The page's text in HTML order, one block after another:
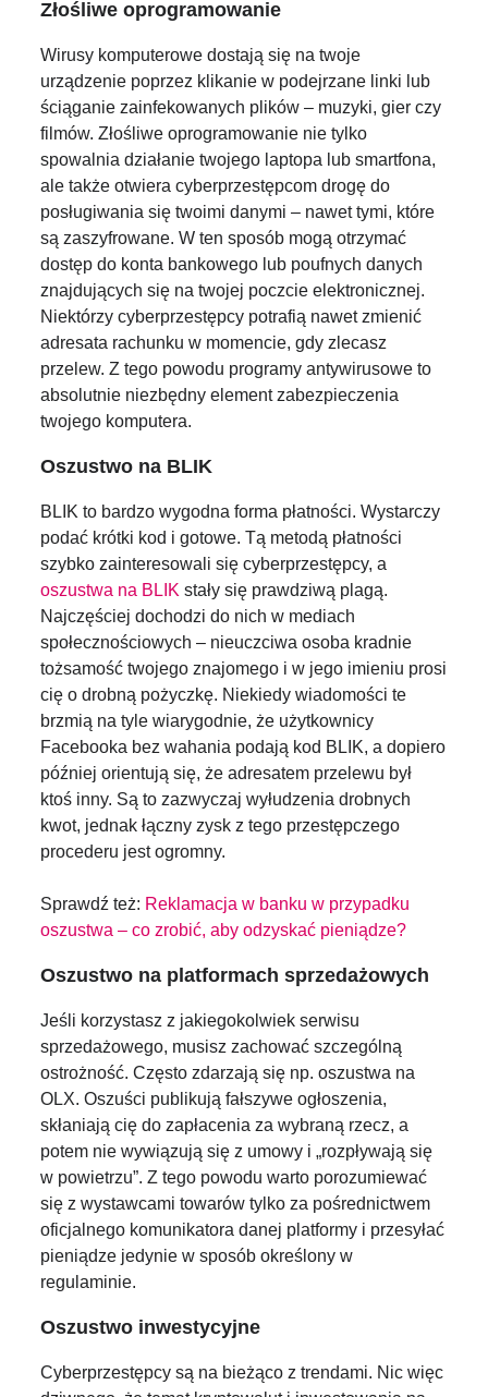
Złośliwe oprogramowanie
Wirusy komputerowe dostają się na twoje
urządzenie poprzez klikanie w podejrzane linki lub
ściąganie zainfekowanych plików – muzyki, gier czy
filmów. Złośliwe oprogramowanie nie tylko
spowalnia działanie twojego laptopa lub smartfona,
ale także otwiera cyberprzestępcom drogę do
posługiwania się twoimi danymi – nawet tymi, które
są zaszyfrowane. W ten sposób mogą otrzymać
dostęp do konta bankowego lub poufnych danych
znajdujących się na twojej poczcie elektronicznej.
Niektórzy cyberprzestępcy potrafią nawet zmienić
adresata rachunku w momencie, gdy zlecasz
przelew. Z tego powodu programy antywirusowe to
absolutnie niezbędny element zabezpieczenia
twojego komputera.
Oszustwo na BLIK
BLIK to bardzo wygodna forma płatności. Wystarczy
podać krótki kod i gotowe. Tą metodą płatności
szybko zainteresowali się cyberprzestępcy, a
oszustwa na BLIK stały się prawdziwą plagą.
Najczęściej dochodzi do nich w mediach
społecznościowych – nieuczciwa osoba kradnie
tożsamość twojego znajomego i w jego imieniu prosi
cię o drobną pożyczkę. Niekiedy wiadomości te
brzmią na tyle wiarygodnie, że użytkownicy
Facebooka bez wahania podają kod BLIK, a dopiero
później orientują się, że adresatem przelewu był
ktoś inny. Są to zazwyczaj wyłudzenia drobnych
kwot, jednak łączny zysk z tego przestępczego
procederu jest ogromny.
Sprawdź też: Reklamacja w banku w przypadku
oszustwa – co zrobić, aby odzyskać pieniądze?
Oszustwo na platformach sprzedażowych
Jeśli korzystasz z jakiegokolwiek serwisu
sprzedażowego, musisz zachować szczególną
ostrożność. Często zdarzają się np. oszustwa na
OLX. Oszuści publikują fałszywe ogłoszenia,
skłaniają cię do zapłacenia za wybraną rzecz, a
potem nie wywiązują się z umowy i „rozpływają się
w powietrzu”. Z tego powodu warto porozumiewać
się z wystawcami towarów tylko za pośrednictwem
oficjalnego komunikatora danej platformy i przesyłać
pieniądze jedynie w sposób określony w
regulaminie.
Oszustwo inwestycyjne
Cyberprzestępcy są na bieżąco z trendami. Nic więc